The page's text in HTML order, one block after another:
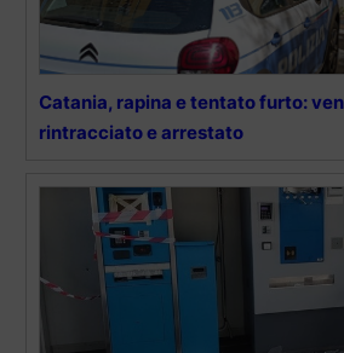
Catania, rapina e tentato furto:
rintracciato e arrestato